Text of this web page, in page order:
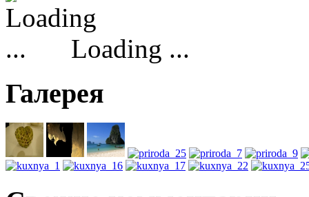
Loading ...
Галерея